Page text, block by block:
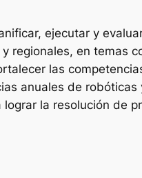
ejecutar y
y regionales, en temas
las
anuales de
lograr la resolución de